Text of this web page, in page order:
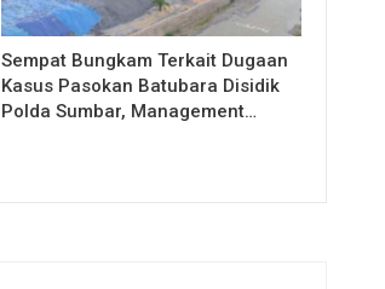
Sempat Bungkam Terkait Dugaan
Kasus Pasokan Batubara Disidik
Polda Sumbar, Management…